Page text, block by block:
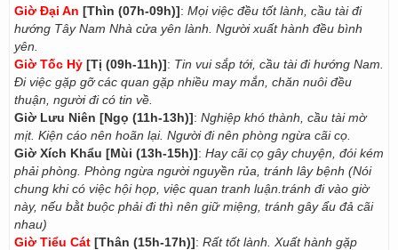
Giờ Đại An [Thìn (07h-09h)]: Mọi việc đều tốt lành, cầu tài đi
hướng Tây Nam Nhà cửa yên lành. Người xuất hành đều bình
yên.
Giờ Tốc Hỷ [Tị (09h-11h)]: Tin vui sắp tới, cầu tài đi hướng Nam.
Đi việc gặp gỡ các quan gặp nhiều may mắn, chăn nuôi đều
thuận, người đi có tin về.
Giờ Lưu Niên [Ngọ (11h-13h)]: Nghiệp khó thành, cầu tài mờ
mịt. Kiện cáo nên hoãn lại. Người đi nên phòng ngừa cãi cọ.
Giờ Xích Khẩu [Mùi (13h-15h)]: Hay cãi cọ gây chuyện, đói kém
phải phòng. Phòng ngừa người nguyền rủa, tránh lây bệnh (Nói
chung khi có việc hội họp, việc quan tranh luận.tránh đi vào giờ
này, nếu bằt buộc phải đi thì nên giữ miệng, tránh gây ẩu đả cãi
nhau)
Giờ Tiểu Cát [Thân (15h-17h)]: Rất tốt lành. Xuất hành gặp